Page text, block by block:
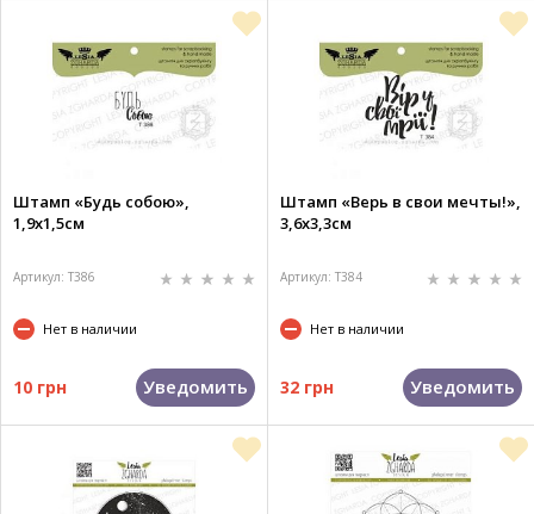
Штамп «Будь собою»,
1,9х1,5см
Артикул: T386
Нет в наличии
10 грн Уведомить
Штамп «Верь в свои мечты!»,
3,6х3,3см
Артикул: T384
Нет в наличии
32 грн Уведомить